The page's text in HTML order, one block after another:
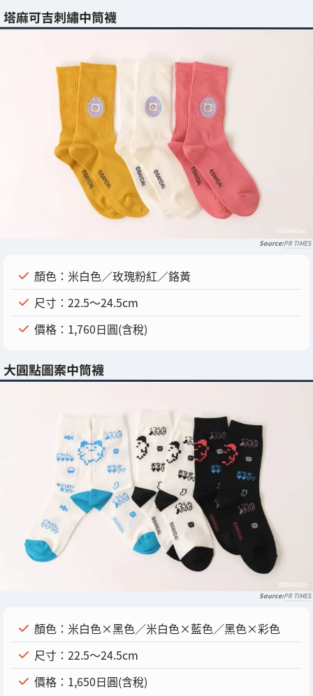
塔麻可吉刺繡中筒襪
PR TIMES
顏色：米白色／玫瑰粉紅／鉻黃
尺寸：22.5～24.5cm
價格：1,760日圓(含稅)
大圓點圖案中筒襪
PR TIMES
顏色：米白色×黑色／米白色×藍色／黑色×彩色
尺寸：22.5～24.5cm
價格：1,650日圓(含稅)